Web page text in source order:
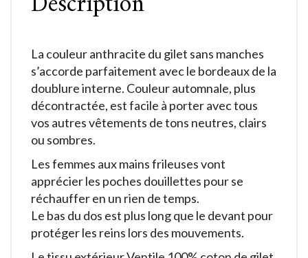
La couleur anthracite du gilet sans manches
s’accorde parfaitement avec le bordeaux de la
doublure interne. Couleur automnale, plus
décontractée, est facile à porter avec tous
vos autres vêtements de tons neutres, clairs
ou sombres.
Les femmes aux mains frileuses vont
apprécier les poches douillettes pour se
réchauffer en un rien de temps.
Le bas du dos est plus long que le devant pour
protéger les reins lors des mouvements.